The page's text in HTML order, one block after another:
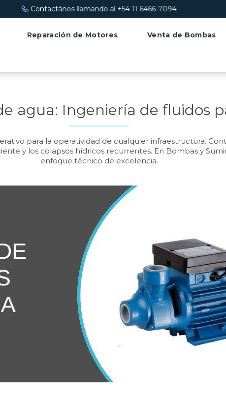
llamando al +54 11 6466-7094
Reparación de Motores Venta de Bombas
agua: Ingeniería de fluidos
para la operatividad de cualquier infraestructura.
y los colapsos hídricos recurrentes. En Bombas y
enfoque técnico de excelencia.